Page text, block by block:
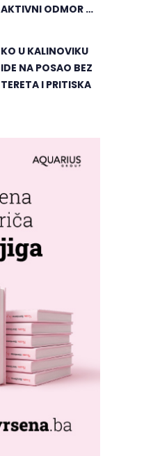
AKTIVNI ODMOR U
KO U KALINOVIKU
IDE NA POSAO BEZ
TERETA I PRITISKA